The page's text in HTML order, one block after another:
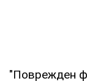
"Поврежден